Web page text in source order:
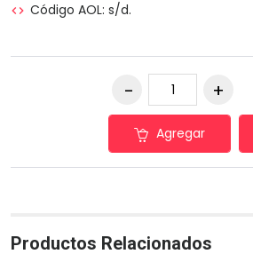
code Código AOL: s/d.
Agregar
Productos Relacionados